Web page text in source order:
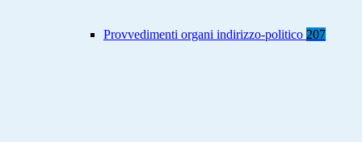
Provvedimenti organi indirizzo-politico 207